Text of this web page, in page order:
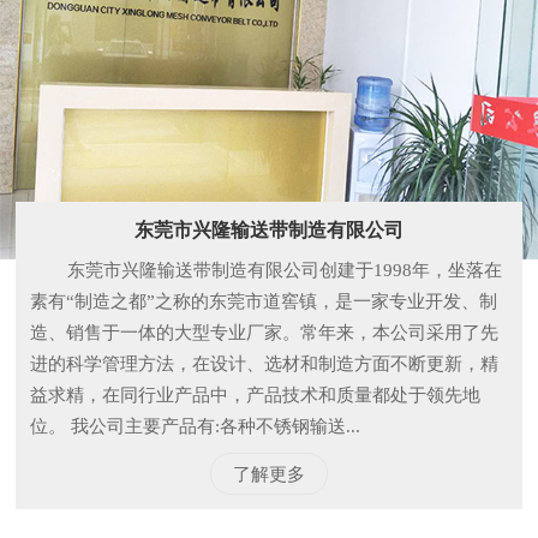
东莞市兴隆输送带制造有限公司
东莞市兴隆输送带制造有限公司创建于1998年，坐落在
素有“制造之都”之称的东莞市道窖镇，是一家专业开发、制
造、销售于一体的大型专业厂家。常年来，本公司采用了先
进的科学管理方法，在设计、选材和制造方面不断更新，精
益求精，在同行业产品中，产品技术和质量都处于领先地
位。 我公司主要产品有:各种不锈钢输送...
了解更多